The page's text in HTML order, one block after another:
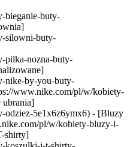
bieganie-buty-
silowni-buty-
pilka-nozna-buty-
nike-by-you-buty-
www.nike.com/pl/w/kobiety-
ubrania]
odziez-5e1x6z6ymx6) - [Bluzy
pl/w/kobiety-bluzy-i-
shirty]